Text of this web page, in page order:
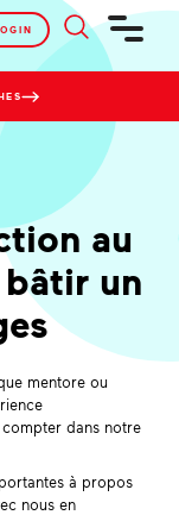
au
bâtir un
mentore ou
compter dans notre
à propos
nous en